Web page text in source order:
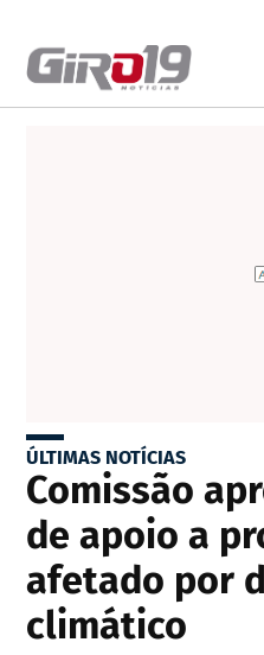
ÚLTIMAS NOTÍCIAS
Comissão
de apoio a
afetado por
climático